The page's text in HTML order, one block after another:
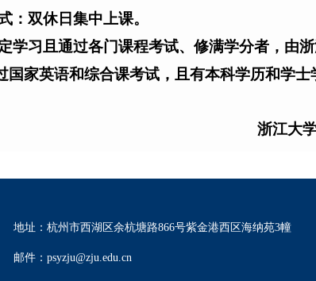
：双休日集中上课。
学习且通过各门课程考试、修满学分者，由
国家英语和综合课考试，且有本科学历和学士
浙江大
地址：杭州市西湖区余杭塘路866号紫金港西区海纳苑3幢
邮件：psyzju@zju.edu.cn